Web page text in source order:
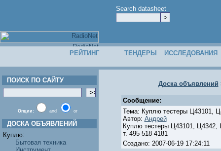
Search datasheet
РЕЙТИНГ ТЕНДЕРЫ ИССЛЕДОВАНИЯ
ПОИСК ПО САЙТУ
Опции: and or
ДОСКА ОБЪЯВЛЕНИЙ
Куплю:
Бытовая техника
Доска объявлений
Сообщение:
Тема: Куплю тестеры Ц43101,
Автор: Андрей
Куплю тестеры Ц43101, Ц4342,
т. 495 518 4181
Создано: 2007-06-19 17:24:11